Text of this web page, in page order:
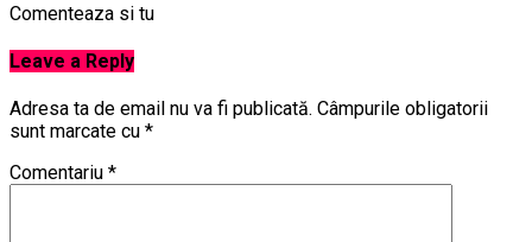
Comenteaza si tu
Leave a Reply
Adresa ta de email nu va fi publicată. Câmpurile obligatorii
sunt marcate cu *
Comentariu *